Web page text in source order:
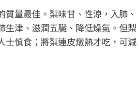
量最佳。梨味甘、性涼，入肺、
生津、滋潤五臟、降低燥氣。但梨
士慎食；將梨連皮燉熱才吃，可減